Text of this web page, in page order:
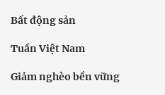
Bất động sản
Tuần Việt Nam
Giảm nghèo bền vững